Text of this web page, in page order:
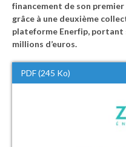
financement de son
grâce à une deuxième
plateforme Enerfip,
millions d’euros.
PDF (245 Ko)